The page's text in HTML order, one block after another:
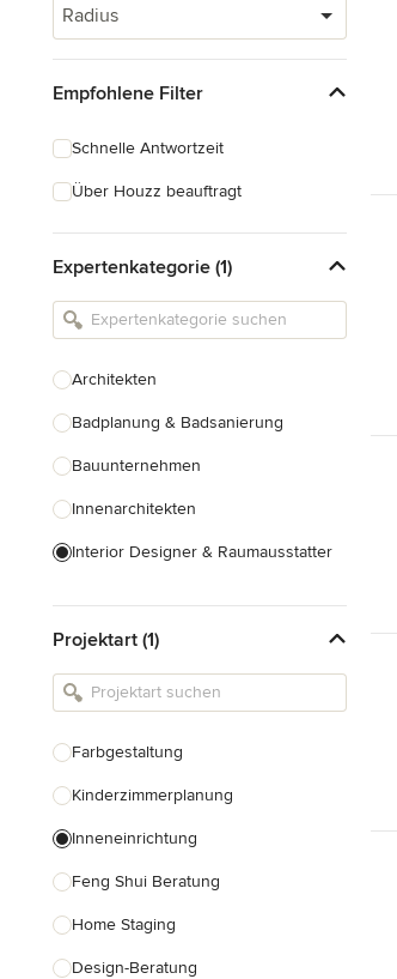
Radius
Empfohlene Filter
Schnelle Antwortzeit
Über Houzz beauftragt
Expertenkategorie (1)
Architekten
Badplanung & Badsanierung
Bauunternehmen
Innenarchitekten
Interior Designer & Raumausstatter
Landschaftsarchitekten
Armaturen & Sanitärbedarf
Einbauschränke
Projektart (1)
Farbgestaltung
Kinderzimmerplanung
Inneneinrichtung
Feng Shui Beratung
Home Staging
Design-Beratung